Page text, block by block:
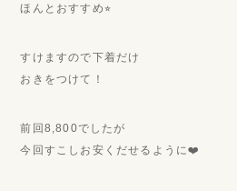
ほんとおすすめ⭐︎
すけますので下着だけ
おきをつけて！
前回8,800でしたが
今回すこしお安くだせるように❤️